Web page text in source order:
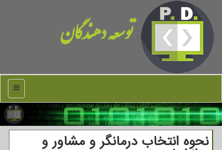
توسعه دهندگان
منو
نحوه انتخاب درمانگر و مشاور و